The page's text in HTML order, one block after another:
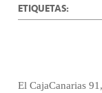
ETIQUETAS:
El CajaCanarias